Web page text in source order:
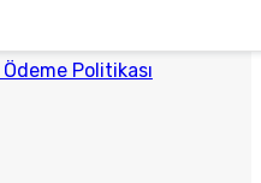
Politikası